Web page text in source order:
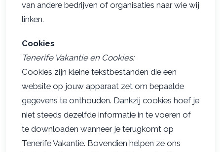
van andere bedrijven of organisaties naar wie wij
linken.
Cookies
Tenerife Vakantie en Cookies:
Cookies zijn kleine tekstbestanden die een
website op jouw apparaat zet om bepaalde
gegevens te onthouden. Dankzij cookies hoef je
niet steeds dezelfde informatie in te voeren of
te downloaden wanneer je terugkomt op
Tenerife Vakantie. Bovendien helpen ze ons